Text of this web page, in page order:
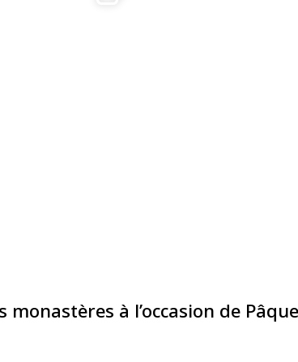
à l’occasion de